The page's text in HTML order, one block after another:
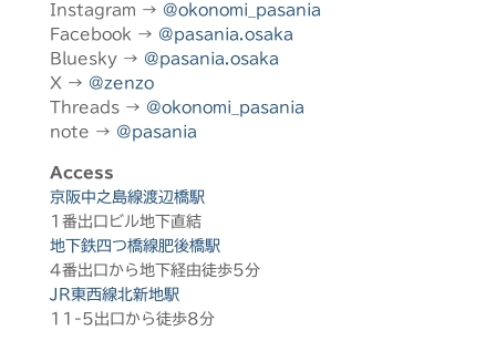
Instagram → @okonomi_pasania
Facebook → @pasania.osaka
Bluesky → @pasania.osaka
X → @zenzo
Threads → @okonomi_pasania
note → @pasania
Access
京阪中之島線渡辺橋駅
1番出口ビル地下直結
地下鉄四つ橋線肥後橋駅
4番出口から地下経由徒歩5分
JR東西線北新地駅
11-5出口から徒歩8分